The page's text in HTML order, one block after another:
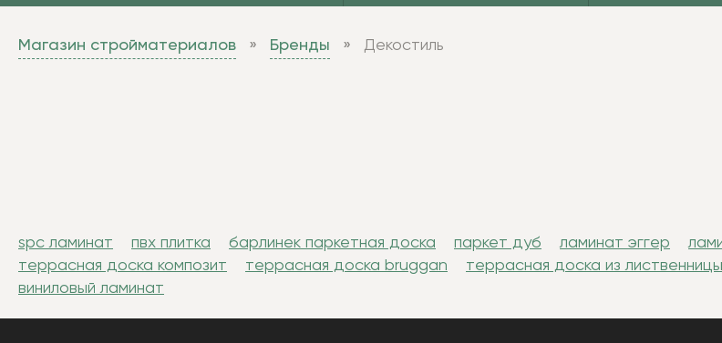
Магазин стройматериалов Бренды Декостиль
spc ламинат пвх плитка барлинек паркетная доска паркет дуб ламинат эггер
террасная доска композит
террасная доска bruggan террасная доска из лиственницы
виниловый ламинат